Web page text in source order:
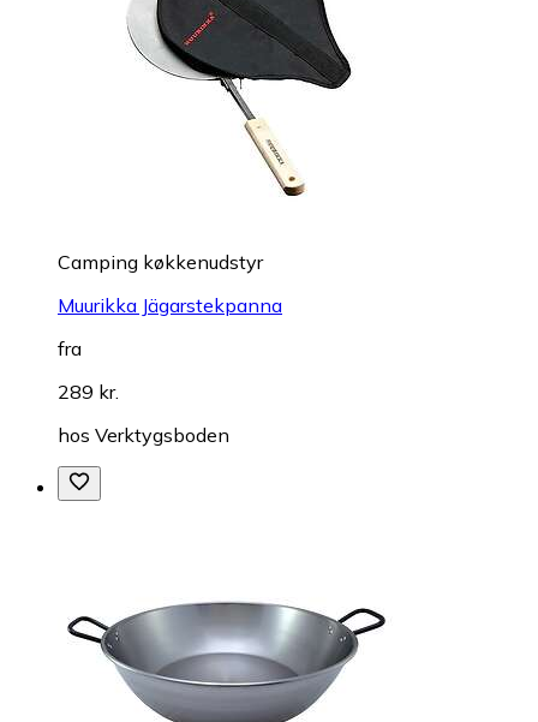
Camping køkkenudstyr
Muurikka Jägarstekpanna
fra
289 kr.
hos Verktygsboden